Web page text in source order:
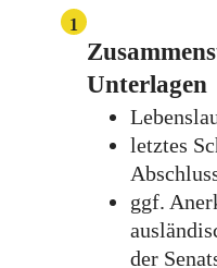
1
Unterlagen
letztes
ggf.
der